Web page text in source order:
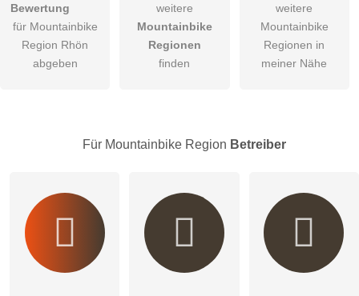
Hiermit akzeptiere ich dieAGB
DieDatenschutzerklärung habe ich zur Kenntnis genommen.
Besucher sichtbar
Bewertung
für Mountainbike
Region Rhön
abgeben
weitere
Mountainbike
Regionen
finden
weitere
Mountainbike
Regionen in
meiner Nähe
Für Mountainbike Region Betreiber